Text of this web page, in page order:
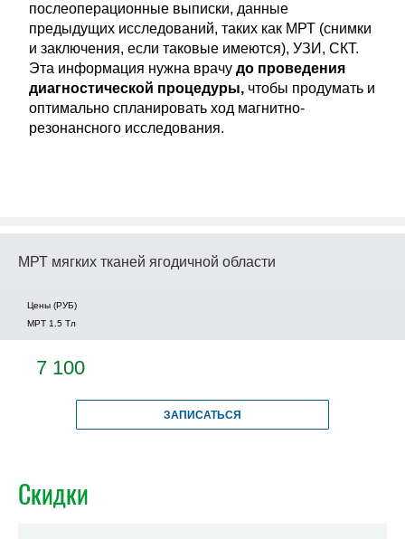
послеоперационные выписки, данные
предыдущих исследований, таких как МРТ (снимки
и заключения, если таковые имеются), УЗИ, СКТ.
Эта информация нужна врачудо проведения
диагностической процедуры, чтобы продумать и
оптимально спланировать ход магнитно-
резонансного исследования.
МРТ мягких тканей ягодичной области
Цены (РУБ)
МРТ 1.5 Tл
7 100
ЗАПИСАТЬСЯ
Скидки